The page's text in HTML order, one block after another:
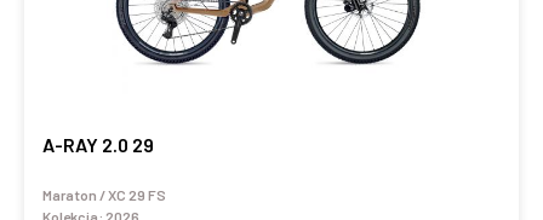
A-RAY 2.0 29
Maraton / XC 29 FS
Kolekcja: 2026